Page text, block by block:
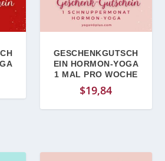
GESCHENKGUTSCH
EIN HORMON-YOGA
1 MAL PRO WOCHE
$19,84